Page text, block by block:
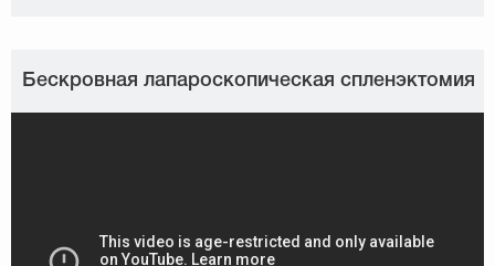
Бескровная лапароскопическая спленэктомия